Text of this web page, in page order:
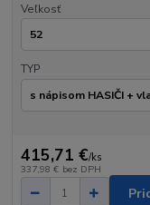
Veľkosť
TYP
415,71 €/ks
337,98 € bez DPH